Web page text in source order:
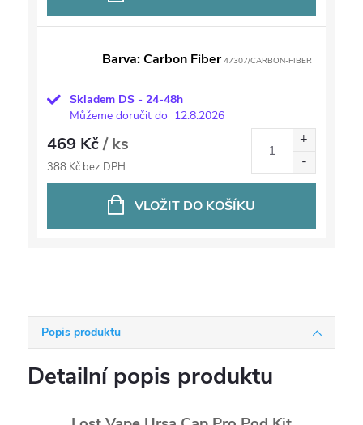
Barva: Carbon Fiber47307/CARBON-FIBER
Skladem DS - 24-48h
Můžeme doručit do 12.8.2026
469 Kč/ ks
388 Kč bez DPH
VLOŽIT DO KOŠÍKU
Popis produktu
Detailní popis produktu